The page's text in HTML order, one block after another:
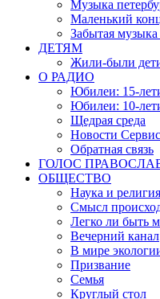
Музыка
Маленький
Забытая
ДЕТЯМ
Жили-были
О РАДИО
Юбилеи: 15-
Юбилеи: 10-
Щедрая среда
Новости
Обратная связь
ГОЛОС
ОБЩЕСТВО
Наука и религия
Смысл
Легко ли быть
Вечерний канал
В мире
Призвание
Семья
Круглый стол